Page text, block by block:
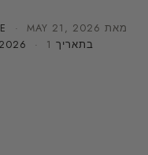
מאת · MAY 21, 2026
בתאריך · 1 דק׳ קריאה